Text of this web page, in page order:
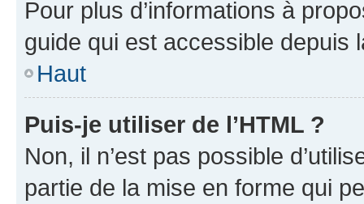
Pour plus d’informations à
guide qui est accessible depuis
Haut
Puis-je utiliser de l’HTML ?
Non, il n’est pas possible
partie de la mise en forme qui